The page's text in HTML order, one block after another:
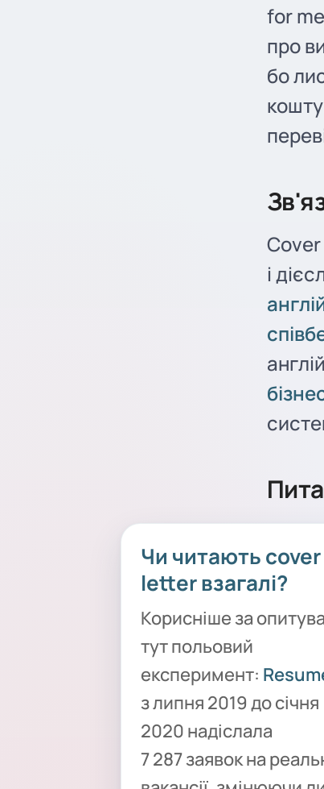
for
про
бо
і
Чи читають cover
letter взагалі?
Корисніше за
тут польовий
експеримент:
з липня 2019 до січня
2020 надіслала
7 287 заявок на